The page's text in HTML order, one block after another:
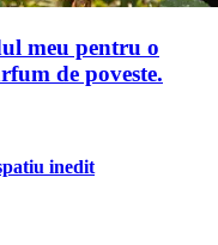
meu pentru o
de poveste.
inedit